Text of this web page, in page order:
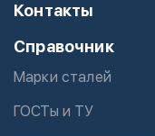
Контакты
Справочник
Марки сталей
ГОСТы и ТУ